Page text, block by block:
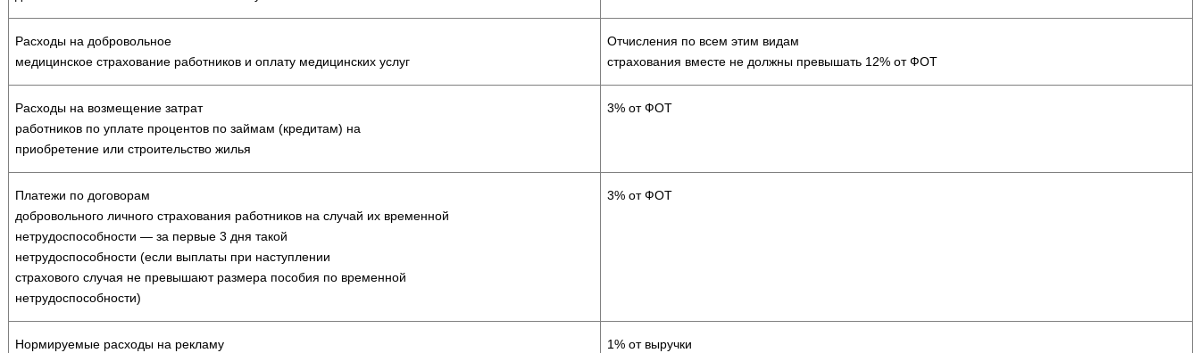
Расходы на добровольное
медицинское страхова­ние работников и оплату медицинских услуг
Отчисления по всем этим видам
страхования вместе не должны превышать 12% от ФОТ
Расходы на возмещение затрат
работников по уп­лате процентов по займам (кредитам) на
приоб­ретение или строительство жилья
3% от ФОТ
Платежи по договорам
добровольного личного страхования работников на случай их временной
нетрудоспособности — за первые 3 дня такой
не­трудоспособности (если выплаты при наступле­нии
страхового случая не превышают размера по­собия по временной
нетрудоспособности)
3% от ФОТ
Нормируемые расходы на рекламу 1% от выручки